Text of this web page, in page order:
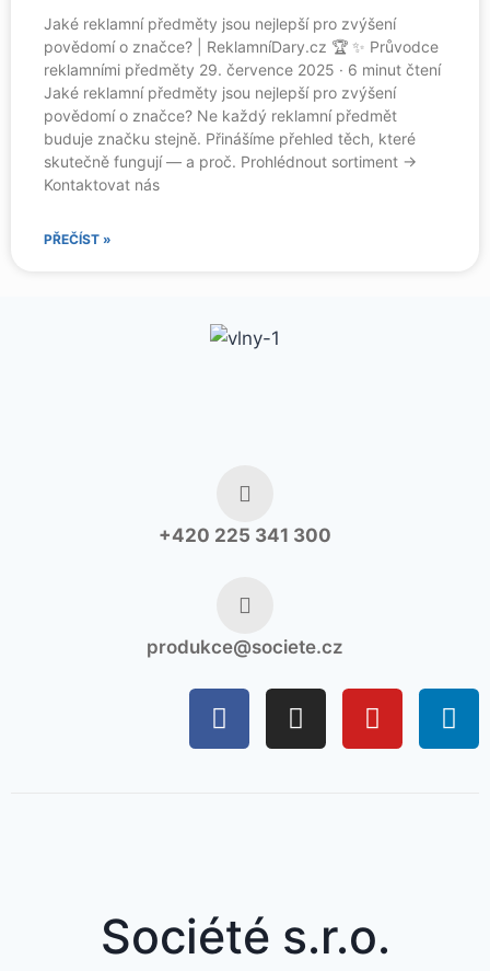
Jaké reklamní předměty jsou nejlepší pro zvýšení
povědomí o značce? | ReklamníDary.cz 🏆 ✨ Průvodce
reklamními předměty 29. července 2025 · 6 minut čtení
Jaké reklamní předměty jsou nejlepší pro zvýšení
povědomí o značce? Ne každý reklamní předmět
buduje značku stejně. Přinášíme přehled těch, které
skutečně fungují — a proč. Prohlédnout sortiment →
Kontaktovat nás
PŘEČÍST »
+420 225 341 300
produkce@societe.cz
Société s.r.o.